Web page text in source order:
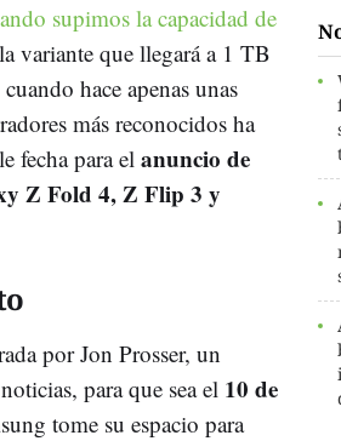
supimos la capacidad de
variante que llegará a 1 TB
hace apenas unas
más reconocidos ha
fecha para el anuncio de
Z Fold 4, Z Flip 3 y
por Jon Prosser, un
para que sea el 10 de
tome su espacio para